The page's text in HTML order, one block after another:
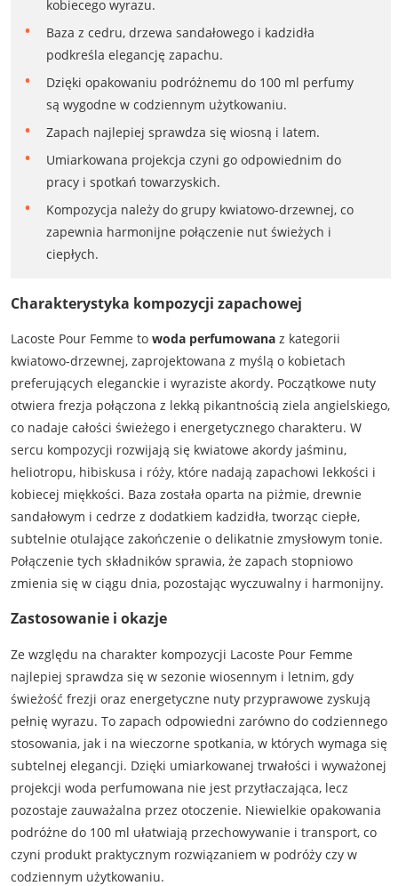
kobiecego wyrazu.
Baza z cedru, drzewa sandałowego i kadzidła
podkreśla elegancję zapachu.
Dzięki opakowaniu podróżnemu do 100 ml perfumy
są wygodne w codziennym użytkowaniu.
Zapach najlepiej sprawdza się wiosną i latem.
Umiarkowana projekcja czyni go odpowiednim do
pracy i spotkań towarzyskich.
Kompozycja należy do grupy kwiatowo-drzewnej, co
zapewnia harmonijne połączenie nut świeżych i
ciepłych.
Charakterystyka kompozycji zapachowej
Lacoste Pour Femme to woda perfumowanaz kategorii
kwiatowo-drzewnej, zaprojektowana z myślą o kobietach
preferujących eleganckie i wyraziste akordy. Początkowe nuty
otwiera frezja połączona z lekką pikantnością ziela angielskiego,
co nadaje całości świeżego i energetycznego charakteru. W
sercu kompozycji rozwijają się kwiatowe akordy jaśminu,
heliotropu, hibiskusa i róży, które nadają zapachowi lekkości i
kobiecej miękkości. Baza została oparta na piżmie, drewnie
sandałowym i cedrze z dodatkiem kadzidła, tworząc ciepłe,
subtelnie otulające zakończenie o delikatnie zmysłowym tonie.
Połączenie tych składników sprawia, że zapach stopniowo
zmienia się w ciągu dnia, pozostając wyczuwalny i harmonijny.
Zastosowanie i okazje
Ze względu na charakter kompozycji Lacoste Pour Femme
najlepiej sprawdza się w sezonie wiosennym i letnim, gdy
świeżość frezji oraz energetyczne nuty przyprawowe zyskują
pełnię wyrazu. To zapach odpowiedni zarówno do codziennego
stosowania, jak i na wieczorne spotkania, w których wymaga się
subtelnej elegancji. Dzięki umiarkowanej trwałości i wyważonej
projekcji woda perfumowana nie jest przytłaczająca, lecz
pozostaje zauważalna przez otoczenie. Niewielkie opakowania
podróżne do 100 ml ułatwiają przechowywanie i transport, co
czyni produkt praktycznym rozwiązaniem w podróży czy w
codziennym użytkowaniu.